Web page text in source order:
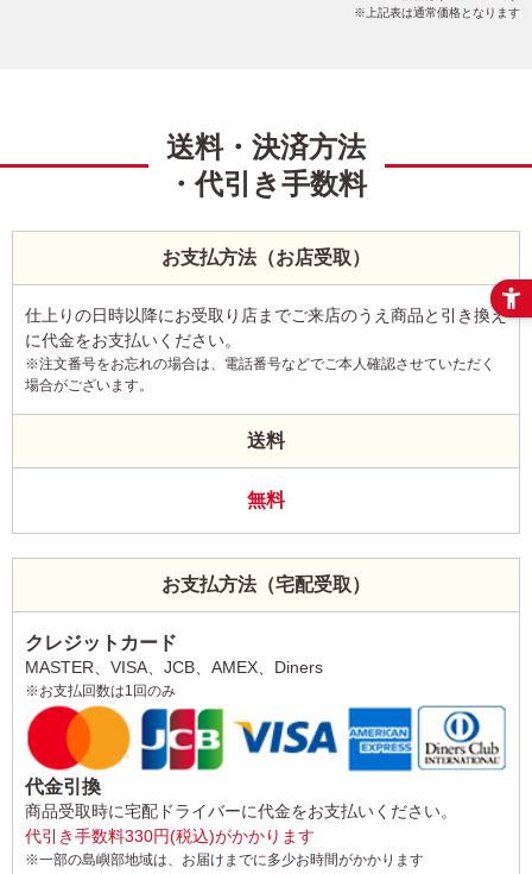
上記表は通常価格となります
送料・決済方法
・代引き手数料
お支払方法（お店受取）
仕上りの日時以降にお受取り店までご来店のうえ商品と引き換え
に代金をお支払いください。
※注文番号をお忘れの場合は、電話番号などでご本人確認させていただく
場合がございます。
送料
無料
お支払方法（宅配受取）
クレジットカード
MASTER、VISA、JCB、AMEX、Diners
※お支払回数は1回のみ
代金引換
商品受取時に宅配ドライバーに代金をお支払いください。
代引き手数料330円(税込)がかかります
※一部の島嶼部地域は、お届けまでに多少お時間がかかります